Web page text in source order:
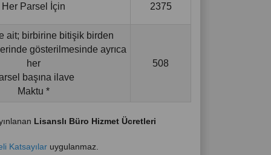
Her Parsel İçin 2375
ait; birbirine bitişik birden
gösterilmesinde ayrıca
her
başına ilave
Maktu *
508
Lisanslı Büro Hizmet Ücretleri
Katsayılar uygulanmaz.